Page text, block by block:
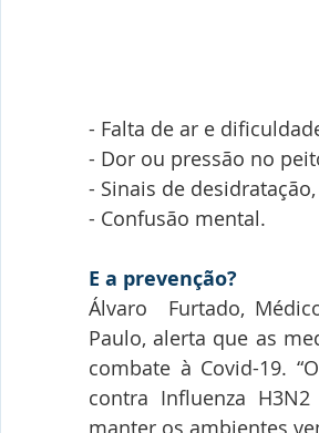
- Falta de ar e
- Dor ou pressão no
- Sinais de
- Confusão mental.
E a prevenção?
Álvaro  Furtado,
Paulo, alerta que as
combate à Covid-19.
contra Influenza
manter os ambientes